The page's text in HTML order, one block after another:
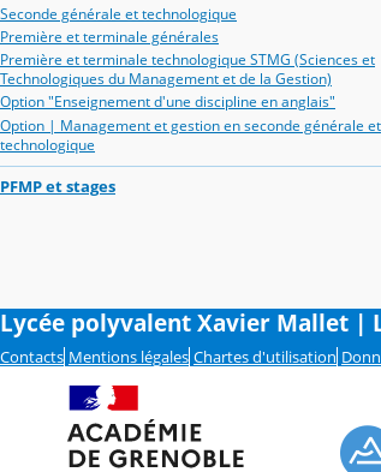
Seconde générale et technologique
Première et terminale générales
Première et terminale technologique STMG (Sciences et
Technologiques du Management et de la Gestion)
Option "Enseignement d'une discipline en anglais"
Option | Management et gestion en seconde générale et
technologique
PFMP et stages
Lycée polyvalent Xavier Mallet |
Contacts Mentions légales Chartes d'utilisation